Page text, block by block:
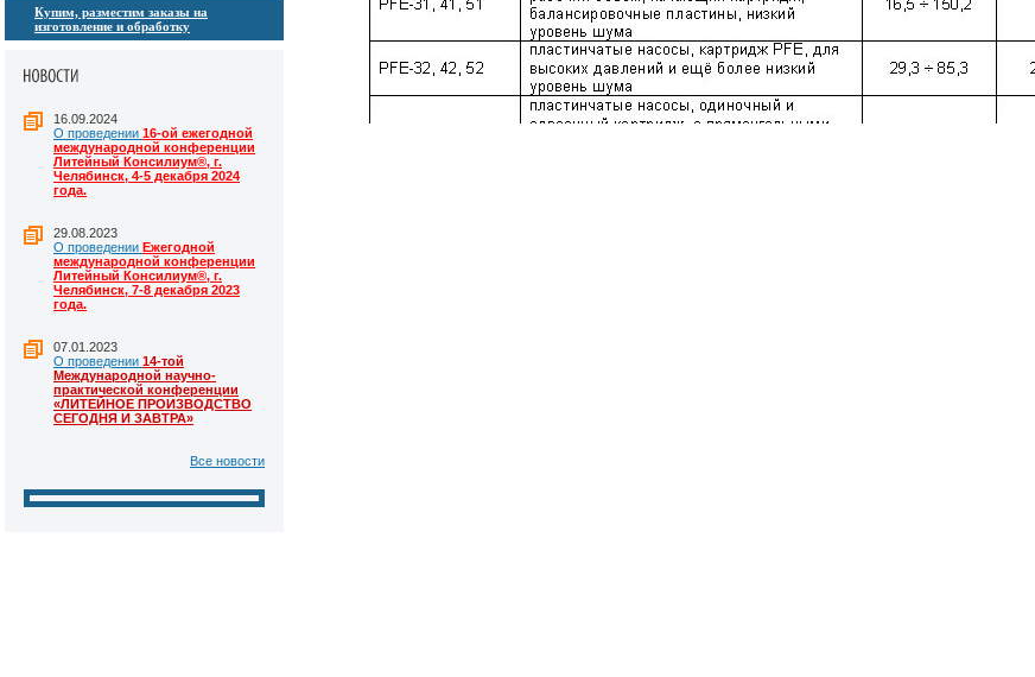
Купим, разместим заказы на
изготовление и обработку
16.09.2024
О проведении 16-ой ежегодной
международной конференции
Литейный Консилиум®, г.
Челябинск, 4-5 декабря 2024
года.
29.08.2023
О проведении Ежегодной
международной конференции
Литейный Консилиум®, г.
Челябинск, 7-8 декабря 2023
года.
07.01.2023
О проведении 14-той
Международной научно-
практической конференции
«ЛИТЕЙНОЕ ПРОИЗВОДСТВО
СЕГОДНЯ И ЗАВТРА»
Все новости